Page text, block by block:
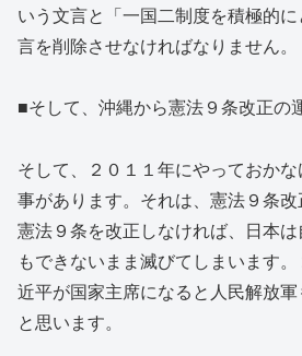
いう文言と「一国二制度を積極的
言を削除させなければなりません。
■そして、沖縄から憲法９条改正の
そして、２０１１年にやっておか
事があります。それは、憲法９条
憲法９条を改正しなければ、日本
もできないまま滅びてしまいます
近平が国家主席になると人民解放
と思います。